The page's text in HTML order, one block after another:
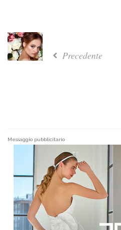
Precedente
Messaggio pubblicitario